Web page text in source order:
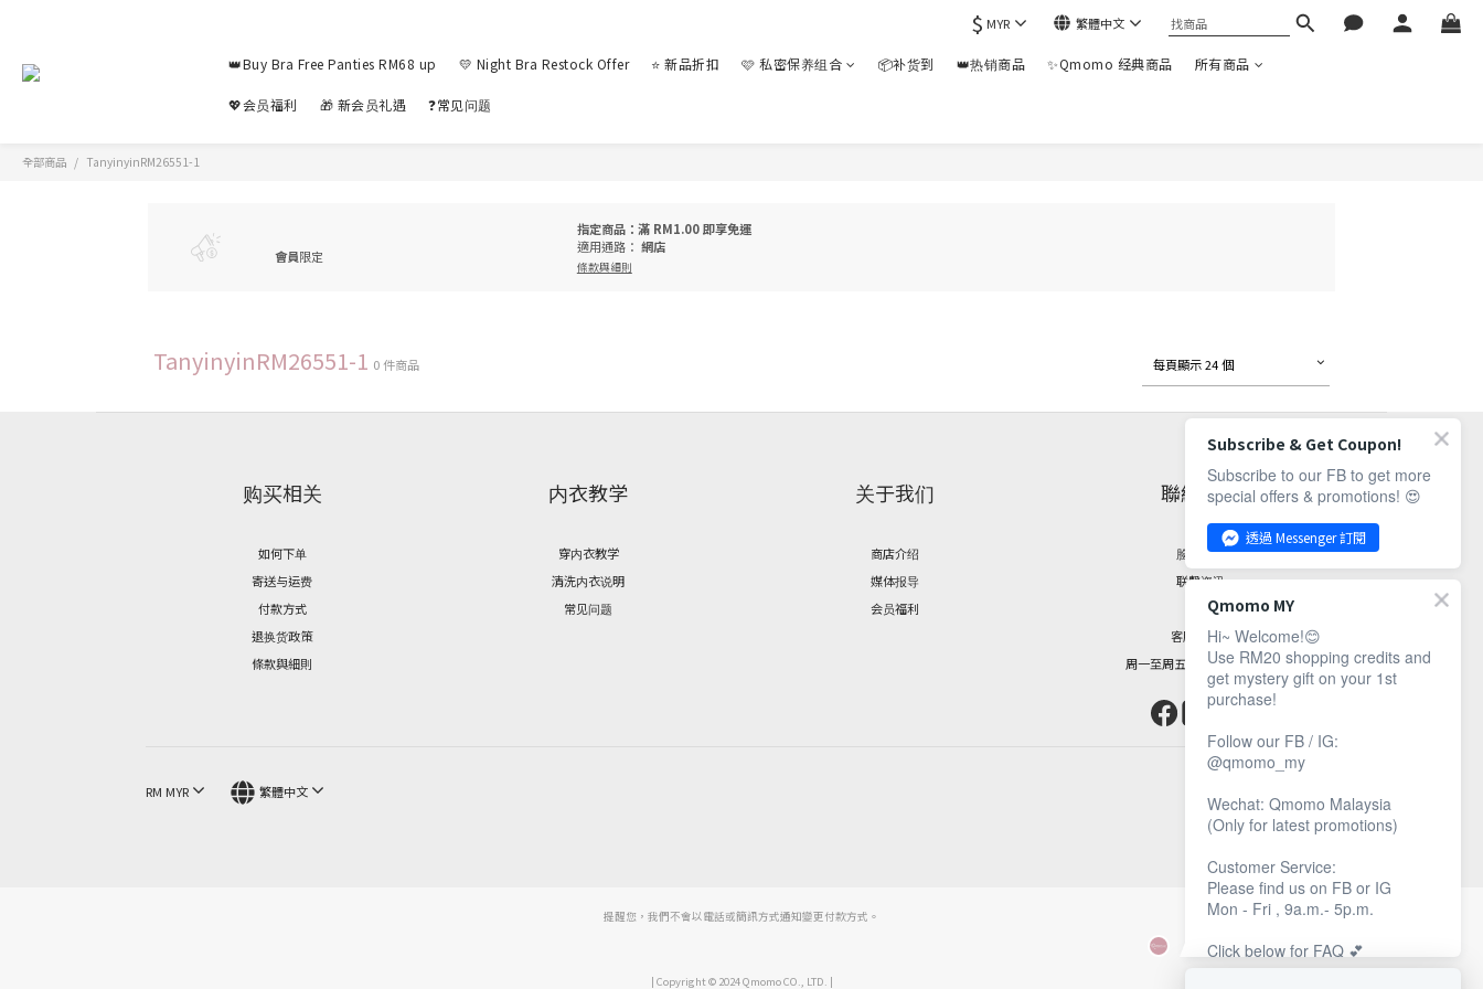
$ MYR 繁體中文
👑Buy Bra Free Panties RM68 up 💛 Night Bra Restock Offer ⭐ 新品折扣 🩷 私密保养组合 📦补货到 👑热销商品 ✨Qmomo 经典商品 所有商品
💖会员福利 🎁 新会员礼遇 ❓常见问题
全部商品 TanyinyinRM26551-1
會員限定
指定商品：滿 RM1.00 即享免運
適用通路： 網店
條款與細則
TanyinyinRM26551-1 0 件商品 每頁顯示 24 個
购买相关
如何下单
寄送与运费
付款方式
退换货政策
條款與細則
内衣教学
穿内衣教学
清洗内衣说明
常见问题
关于我们
商店介绍
媒体报导
会员福利
聯絡我們
脸书专页
联繫资讯
客服时间：
周一至周五，9 am 至 5 pm
RM MYR 繁體中文
提醒您，我們不會以電話或簡訊方式通知變更付款方式。
| Copyright © 2024 Qmomo CO., LTD. |
Subscribe & Get Coupon!
Subscribe to our FB to get more
special offers & promotions! 😍
透過 Messenger 訂閱
Qmomo MY
Hi~ Welcome!😊
Use RM20 shopping credits and
get mystery gift on your 1st
purchase!
Follow our FB / IG:
@qmomo_my
Wechat: Qmomo Malaysia
(Only for latest promotions)
Customer Service:
Please find us on FB or IG
Mon - Fri , 9a.m.- 5p.m.
Click below for FAQ 💕